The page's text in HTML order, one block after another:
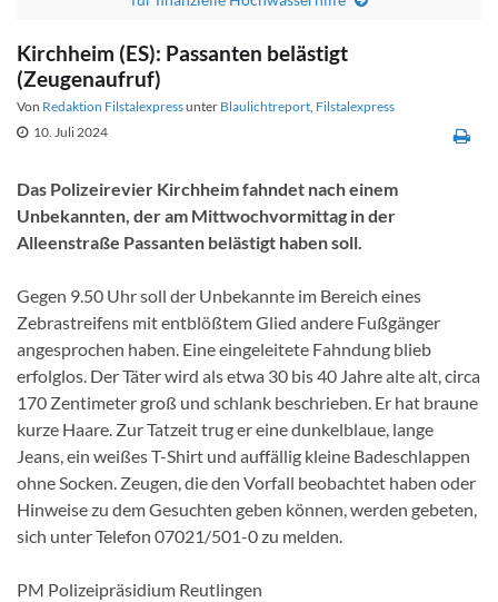
Kirchheim (ES): Passanten belästigt
(Zeugenaufruf)
Von Redaktion Filstalexpressunter Blaulichtreport, Filstalexpress
10. Juli 2024
Das Polizeirevier Kirchheim fahndet nach einem
Unbekannten, der am Mittwochvormittag in der
Alleenstraße Passanten belästigt haben soll.
Gegen 9.50 Uhr soll der Unbekannte im Bereich eines
Zebrastreifens mit entblößtem Glied andere Fußgänger
angesprochen haben. Eine eingeleitete Fahndung blieb
erfolglos. Der Täter wird als etwa 30 bis 40 Jahre alte alt, circa
170 Zentimeter groß und schlank beschrieben. Er hat braune
kurze Haare. Zur Tatzeit trug er eine dunkelblaue, lange
Jeans, ein weißes T-Shirt und auffällig kleine Badeschlappen
ohne Socken. Zeugen, die den Vorfall beobachtet haben oder
Hinweise zu dem Gesuchten geben können, werden gebeten,
sich unter Telefon 07021/501-0 zu melden.
PM Polizeipräsidium Reutlingen